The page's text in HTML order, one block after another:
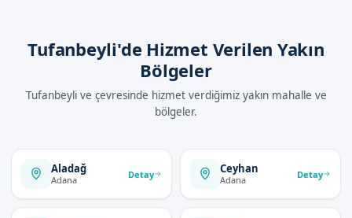
Tufanbeyli'de Hizmet Verilen Yakın
Bölgeler
Tufanbeyli ve çevresinde hizmet verdiğimiz yakın mahalle ve
bölgeler.
Aladağ
Adana Detay Ceyhan
Adana Detay